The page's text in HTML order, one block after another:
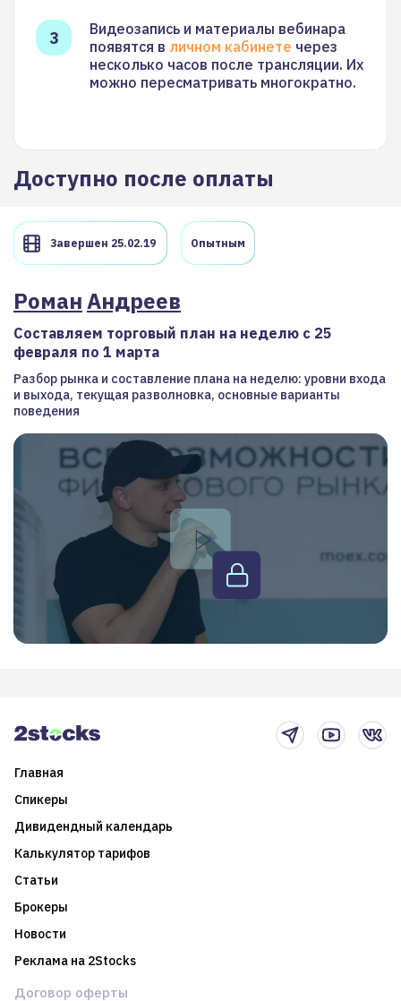
Видеозапись и материалы вебинара
появятся в личном кабинете через
несколько часов после трансляции. Их
можно пересматривать многократно.
Доступно после оплаты
Завершен 25.02.19 Опытным
РоманАндреев
Составляем торговый план на неделю с 25
февраля по 1 марта
Разбор рынка и составление плана на неделю: уровни входа
и выхода, текущая разволновка, основные варианты
поведения
Главная
Спикеры
Дивидендный календарь
Калькулятор тарифов
Статьи
Брокеры
Новости
Реклама на 2Stocks
Договор оферты